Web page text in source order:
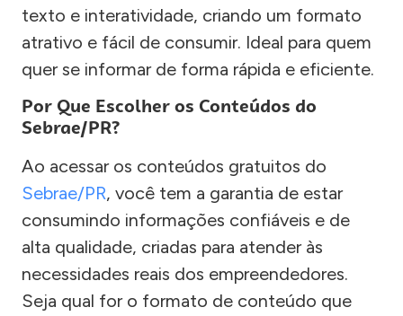
texto e interatividade, criando um formato
atrativo e fácil de consumir. Ideal para quem
quer se informar de forma rápida e eficiente.
Por Que Escolher os Conteúdos do
Sebrae/PR?
Ao acessar os conteúdos gratuitos do
Sebrae/PR, você tem a garantia de estar
consumindo informações confiáveis e de
alta qualidade, criadas para atender às
necessidades reais dos empreendedores.
Seja qual for o formato de conteúdo que